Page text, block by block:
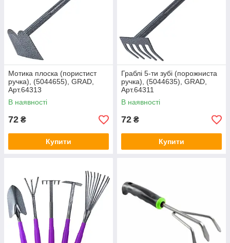
Мотика плоска (пористист
ручка), (5044655), GRAD,
Арт.64313
В наявності
72 ₴
Купити
Граблі 5-ти зубі (порожниста
ручка), (5044635), GRAD,
Арт.64311
В наявності
72 ₴
Купити